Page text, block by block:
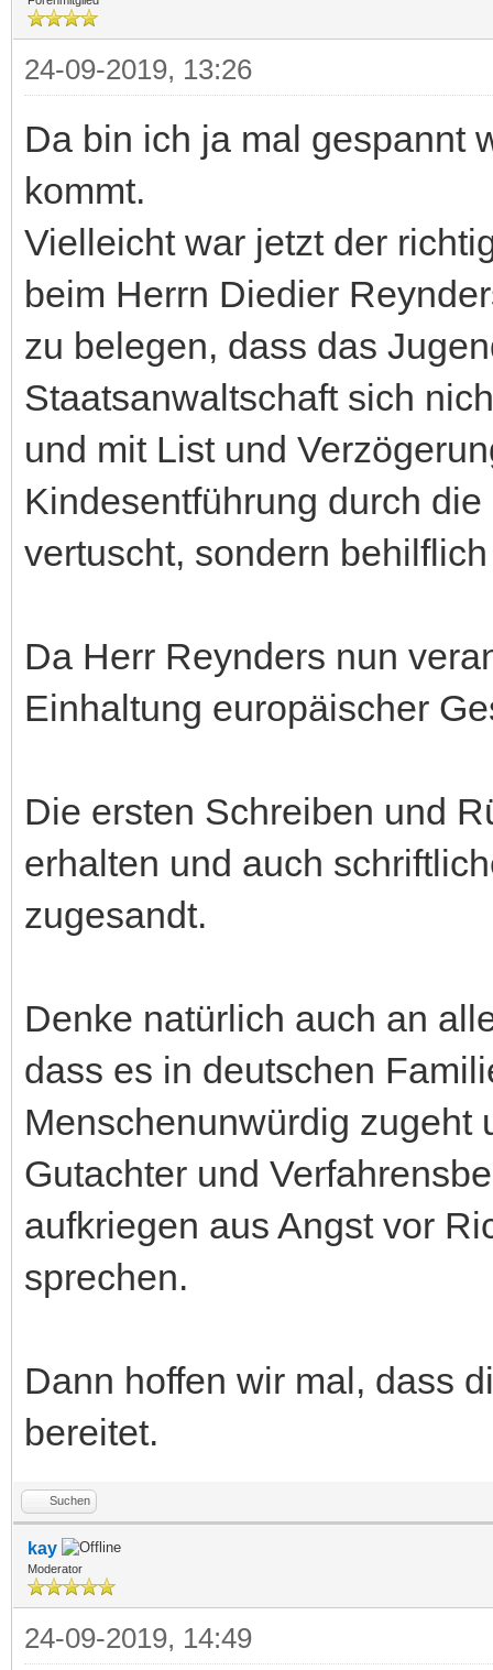
24-09-2019, 13:26
Da bin ich ja mal gespannt
kommt.
Vielleicht war jetzt der
beim Herrn Diedier
zu belegen, dass das
Staatsanwaltschaft sich
und mit List und
Kindesentführung durch
vertuscht, sondern
Da Herr Reynders nun
Einhaltung europäischer
Die ersten Schreiben und
erhalten und auch
zugesandt.
Denke natürlich auch an
dass es in deutschen
Menschenunwürdig zugeht
Gutachter und
aufkriegen aus Angst vor
sprechen.
Dann hoffen wir mal, dass
bereitet.
Suchen
kay
Moderator
24-09-2019, 14:49